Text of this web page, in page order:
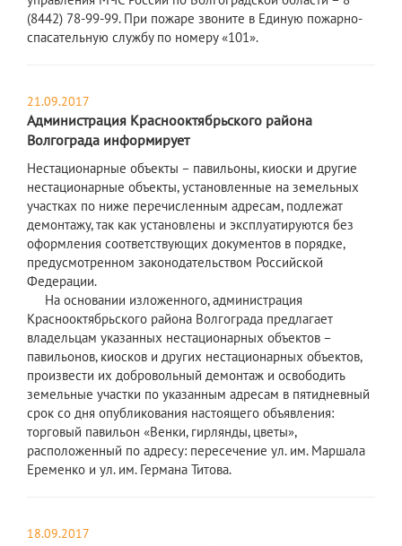
(8442) 78-99-99. При пожаре звоните в Единую пожарно-
спасательную службу по номеру «101».
21.09.2017
Администрация Краснооктябрьского района
Волгограда информирует
Нестационарные объекты – павильоны, киоски и другие
нестационарные объекты, установленные на земельных
участках по ниже перечисленным адресам, подлежат
демонтажу, так как установлены и эксплуатируются без
оформления соответствующих документов в порядке,
предусмотренном законодательством Российской
Федерации.
На основании изложенного, администрация
Краснооктябрьского района Волгограда предлагает
владельцам указанных нестационарных объектов –
павильонов, киосков и других нестационарных объектов,
произвести их добровольный демонтаж и освободить
земельные участки по указанным адресам в пятидневный
срок со дня опубликования настоящего объявления:
торговый павильон «Венки, гирлянды, цветы»,
расположенный по адресу: пересечение ул. им. Маршала
Еременко и ул. им. Германа Титова.
18.09.2017